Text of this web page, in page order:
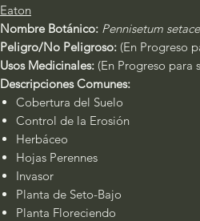
Eaton
Nombre Botánico: Pennisetum
Peligro/No Peligroso: (En Progreso
Usos Medicinales: (En Progreso para
Descripciones Comunes:
Cobertura del Suelo
Control de la Erosión
Herbáceo
Hojas Perennes
Invasor
Planta de Seto-Bajo
Planta Floreciendo